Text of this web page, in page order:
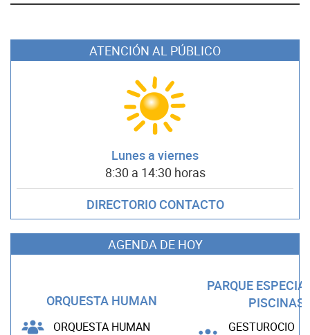
ATENCIÓN AL PÚBLICO
Lunes a viernes
8:30 a 14:30 horas
DIRECTORIO CONTACTO
AGENDA DE HOY
ORQUESTA HUMAN
ORQUESTA HUMAN
PARQUE
PISCINAS
GESTUROCIO